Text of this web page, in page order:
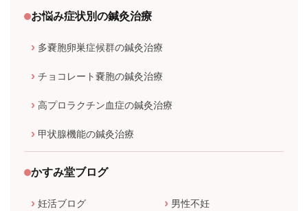
お悩み症状別の鍼灸治療
多嚢胞卵巣症候群の鍼灸治療
チョコレート嚢胞の鍼灸治療
高プロラクチン血症の鍼灸治療
甲状腺機能の鍼灸治療
かすみ堂ブログ
妊活ブログ 男性不妊